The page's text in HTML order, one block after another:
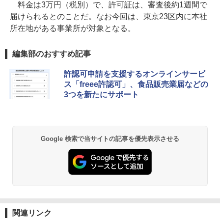
料金は3万円（税別）で、許可証は、審査後約1週間で
届けられるとのことだ。なお今回は、東京23区内に本社
所在地がある事業所が対象となる。
編集部のおすすめ記事
許認可申請を支援するオンラインサービ
ス「freee許認可」、食品販売業届などの
3つを新たにサポート
Google 検索で当サイトの記事を優先表示させる
関連リンク